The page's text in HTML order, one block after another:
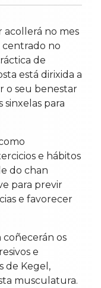
acollerá no mes
no
de
está dirixida a
o seu benestar
para
e hábitos
do chan
para previr
e favorecer
coñecerán os
e
de Kegel,
musculatura.